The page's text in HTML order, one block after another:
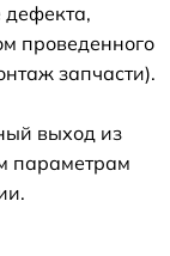
дефекта,
проведенного
запчасти).
выход из
параметрам